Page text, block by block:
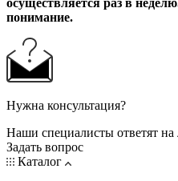
осуществляется раз в
понимание.
Нужна консультация?
Наши специалисты ответят
Задать вопрос
Каталог